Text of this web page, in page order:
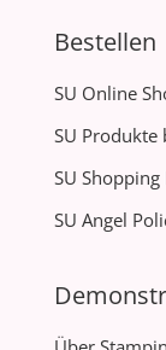
Bestellen
SU Online
SU Produkte
SU
SU Angel